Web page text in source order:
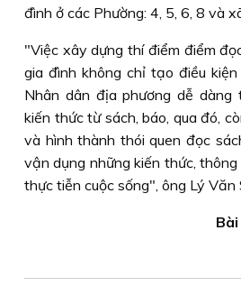
đình ở các Phường: 4, 5, 6, 8 và
"Việc xây dựng thí điểm điểm
gia đình không chỉ tạo điều
Nhân dân địa phương dễ dàng
kiến thức từ sách, báo, qua đó,
và hình thành thói quen đọc
vận dụng những kiến thức,
thực tiễn cuộc sống", ông Lý Văn